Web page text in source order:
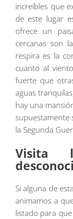
increíbles que
de este lugar
ofrece un
cercanas son
respira es la
cuanto al
fuerte que
aguas
hay una
supuestamente
la Segunda
Visita
Si alguna de
animamos a
listado para